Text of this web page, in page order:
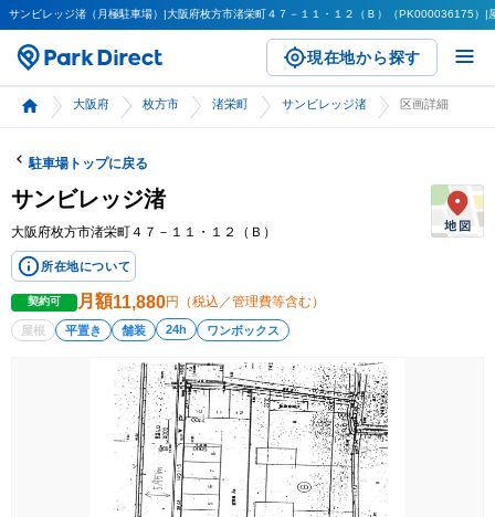
サンビレッジ渚（月極駐車場）|大阪府枚方市渚栄町４７－１１・１２（Ｂ）（PK000036175）
現在地から探す
大阪府 枚方市 渚栄町 サンビレッジ渚 区画詳細
駐車場トップに戻る
サンビレッジ渚
大阪府枚方市渚栄町４７－１１・１２（Ｂ）
所在地について
契約可 月額11,880円（税込／管理費等含む）
屋根 平置き 舗装 24h ワンボックス